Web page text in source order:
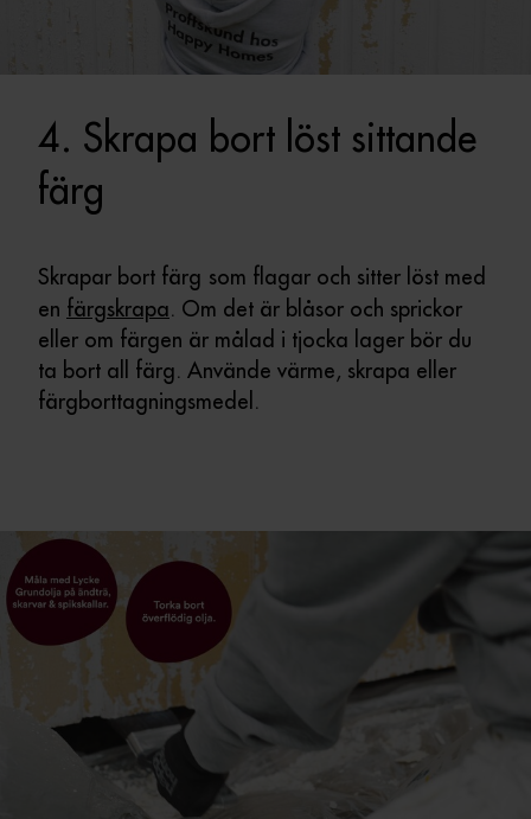
4. Skrapa bort löst sittande
färg
Skrapar bort färg som flagar och sitter löst med
en färgskrapa. Om det är blåsor och sprickor
eller om färgen är målad i tjocka lager bör du
ta bort all färg. Använde värme, skrapa eller
färgborttagningsmedel.